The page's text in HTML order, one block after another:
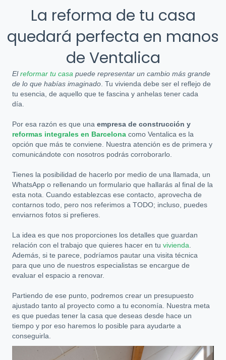
La reforma de tu casa
quedará perfecta en manos
de Ventalica
Elreformar tu casa puede representar un cambio más grande
de lo que habías imaginado . Tu vivienda debe ser el reflejo de
tu esencia, de aquello que te fascina y anhelas tener cada
día.
Por esa razón es que una empresa de construcción y
reformas integrales en Barcelona como Ventalica es la
opción que más te conviene. Nuestra atención es de primera y
comunicándote con nosotros podrás corroborarlo.
Tienes la posibilidad de hacerlo por medio de una llamada, un
WhatsApp o rellenando un formulario que hallarás al final de la
esta nota. Cuando establezcas ese contacto, aprovecha de
contarnos todo, pero nos referimos a TODO; incluso, puedes
enviarnos fotos si prefieres.
La idea es que nos proporciones los detalles que guardan
relación con el trabajo que quieres hacer en tu vivienda
Además, si te parece, podríamos pautar una visita técnica
para que uno de nuestros especialistas se encargue de
evaluar el espacio a renovar.
Partiendo de ese punto, podremos crear un presupuesto
ajustado tanto al proyecto como a tu economía. Nuestra meta
es que puedas tener la casa que deseas desde hace un
tiempo y por eso haremos lo posible para ayudarte a
conseguirla.